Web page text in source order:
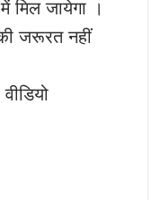
मिल जायेगा ।
जरूरत नहीं